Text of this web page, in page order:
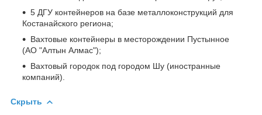
5 ДГУ контейнеров на базе металлоконструкций для
Костанайского региона;
Вахтовые контейнеры в месторождении Пустынное
(АО "Алтын Алмас");
Вахтовый городок под городом Шу (иностранные
компаний).
Скрыть